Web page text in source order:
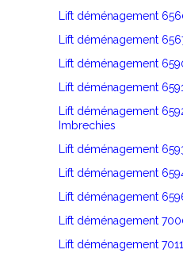
Lift déménagement
Lift déménagement
Lift déménagement
Lift déménagement
Lift déménagement
Imbrechies
Lift déménagement
Lift déménagement
Lift déménagement
Lift déménagement
Lift déménagement